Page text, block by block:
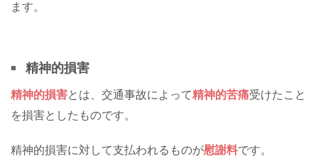
ます。
精神的損害
精神的損害とは、交通事故によって精神的苦痛受けたこと
を損害としたものです。
精神的損害に対して支払われるものが慰謝料です。